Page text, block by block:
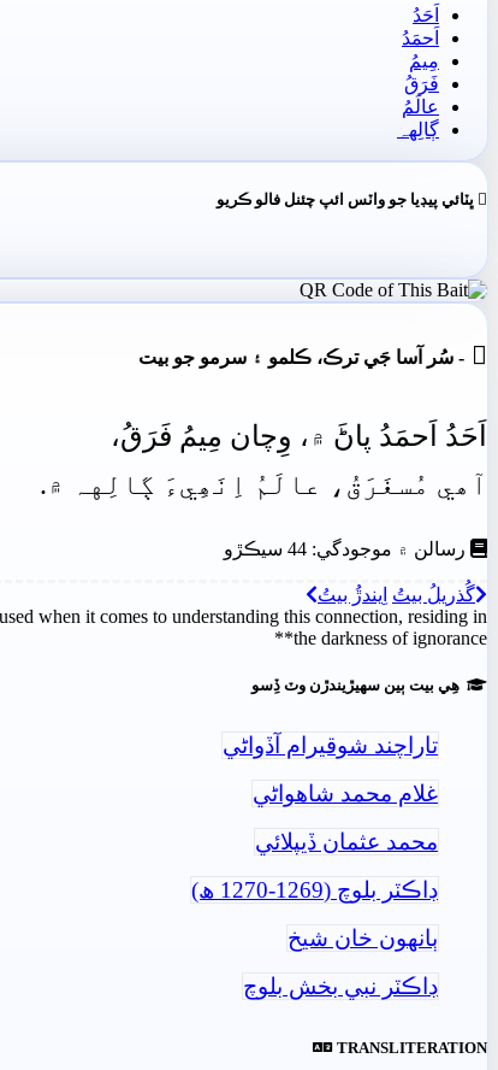
اَحَدُ
اَحمَدُ
مِيمُ
فَرَقُ
عالَمُ
ڳالِهہ
ڀٽائي پيڊيا جو واٽس ائپ چئنل فالو ڪريو
 - سُر آسا جَي ترڪ، ڪلمو ۽ سرمو جو بيت
اَحَدُ اَحمَدُ پاڻَ ۾، وِچان مِيمُ فَرَقُ،
آھي مُسغَرَقُ، عالَمُ اِنَھِيءَ ڳالِهہ ۾.
رسالن ۾ موجودگي: 44 سيڪڙو
گُذريلُ بيتُ اِيندڙُ بيتُ
when it comes to understanding this connection, residing in
the darkness of ignorance**
ھِي بيت ٻين سھيڙيندڙن وٽ ڏِسو
تاراچند شوقيرام آڏواڻي
غلام محمد شاھواڻي
محمد عثمان ڏيپلائي
ڊاڪٽر بلوچ (1269-1270 ھ)
ٻانهون خان شيخ
ڊاڪٽر نبي بخش بلوچ
TRANSLITERATION